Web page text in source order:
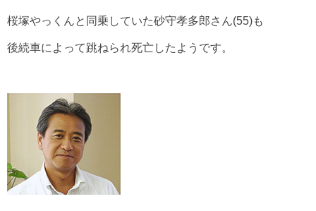
桜塚やっくんと同乗していた砂守孝多郎さん(55)も
後続車によって跳ねられ死亡したようです。